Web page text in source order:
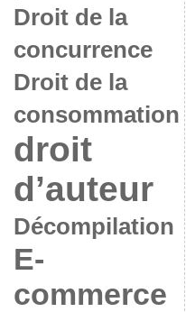
Droit de la
concurrence
Droit de la
consommation
droit
d’auteur
Décompilation
E-
commerce